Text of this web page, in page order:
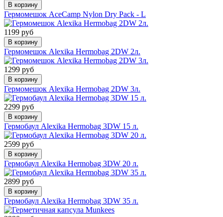
В корзину
Гермомешок AceCamp Nylon Dry Pack - L
1199 руб
В корзину
Гермомешок Alexika Hermobag 2DW 2л.
1299 руб
В корзину
Гермомешок Alexika Hermobag 2DW 3л.
2299 руб
В корзину
Гермобаул Alexika Hermobag 3DW 15 л.
2599 руб
В корзину
Гермобаул Alexika Hermobag 3DW 20 л.
2899 руб
В корзину
Гермобаул Alexika Hermobag 3DW 35 л.